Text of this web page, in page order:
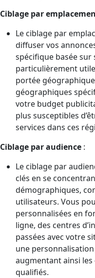
Ciblage par
Le ciblage par
diffuser vos
spécifique basée sur
particulièrement
portée
géographiques
votre budget
plus susceptibles
services dans ces
Ciblage par audience :
Le ciblage par
clés en se
démographiques,
utilisateurs. Vous
personnalisées en
ligne, des centres
passées avec votre
une
augmentant ainsi les
qualifiés.